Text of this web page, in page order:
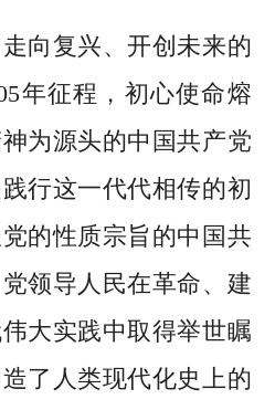
向复兴、开创未来的
年征程，初心使命熔
为源头的中国共产党
行这一代代相传的初
的性质宗旨的中国共
领导人民在革命、建
大实践中取得举世瞩
了人类现代化史上的